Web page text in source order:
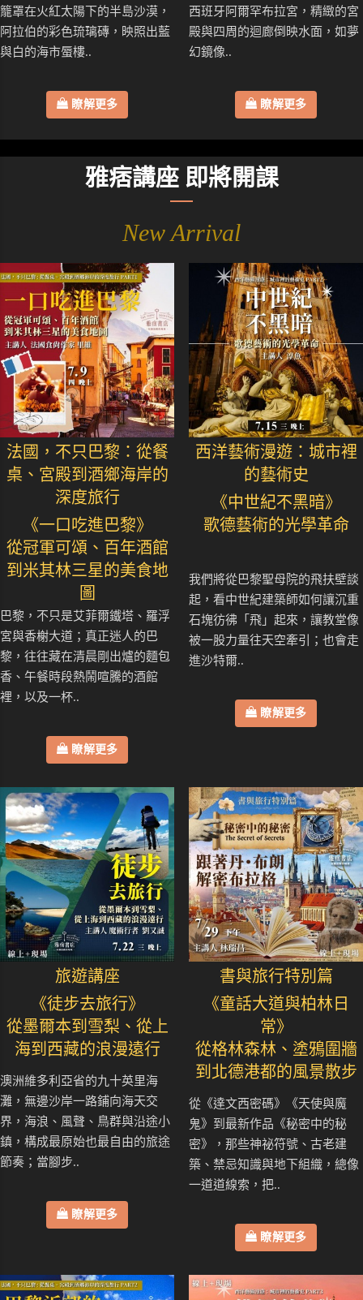
籠罩在火紅太陽下的半島沙漠，
阿拉伯的彩色琉璃磚，映照出藍
與白的海市蜃樓..
瞭解更多
西班牙阿爾罕布拉宮，精緻的宮
殿與四周的迴廊倒映水面，如夢
幻鏡像..
瞭解更多
雅痞講座 即將開課
New Arrival
法國，不只巴黎：從餐
桌、宮殿到酒鄉海岸的
深度旅行
《一口吃進巴黎》
從冠軍可頌、百年酒館
到米其林三星的美食地
圖
巴黎，不只是艾菲爾鐵塔、羅浮
宮與香榭大道；真正迷人的巴
黎，往往藏在清晨剛出爐的麵包
香、午餐時段熱鬧喧騰的酒館
裡，以及一杯..
瞭解更多
西洋藝術漫遊：城市裡
的藝術史
《中世紀不黑暗》
歌德藝術的光學革命
我們將從巴黎聖母院的飛扶壁談
起，看中世紀建築師如何讓沉重
石塊彷彿「飛」起來，讓教堂像
被一股力量往天空牽引；也會走
進沙特爾..
瞭解更多
旅遊講座
《徒步去旅行》
從墨爾本到雪梨、從上
海到西藏的浪漫遠行
澳洲維多利亞省的九十英里海
灘，無邊沙岸一路鋪向海天交
界，海浪、風聲、鳥群與沿途小
鎮，構成最原始也最自由的旅途
節奏；當腳步..
瞭解更多
書與旅行特別篇
《童話大道與柏林日
常》
從格林森林、塗鴉圍牆
到北德港都的風景散步
從《達文西密碼》《天使與魔
鬼》到最新作品《秘密中的秘
密》，那些神祕符號、古老建
築、禁忌知識與地下組織，總像
一道道線索，把..
瞭解更多